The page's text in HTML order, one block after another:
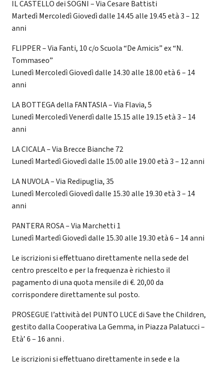
IL CASTELLO dei SOGNI – Via Cesare Battisti
Martedì Mercoledì Giovedì dalle 14.45 alle 19.45 età 3 – 12
anni
FLIPPER – Via Fanti, 10 c/o Scuola “De Amicis” ex “N.
Tommaseo”
Lunedì Mercoledì Giovedì dalle 14.30 alle 18.00 età 6 – 14
anni
LA BOTTEGA della FANTASIA – Via Flavia, 5
Lunedì Mercoledì Venerdì dalle 15.15 alle 19.15 età 3 – 14
anni
LA CICALA – Via Brecce Bianche 72
Lunedì Martedì Giovedì dalle 15.00 alle 19.00 età 3 – 12 anni
LA NUVOLA – Via Redipuglia, 35
Lunedì Mercoledì Giovedì dalle 15.30 alle 19.30 età 3 – 14
anni
PANTERA ROSA – Via Marchetti 1
Lunedì Martedì Giovedì dalle 15.30 alle 19.30 età 6 – 14 anni
Le iscrizioni si effettuano direttamente nella sede del
centro prescelto e per la frequenza è richiesto il
pagamento di una quota mensile di €. 20,00 da
corrispondere direttamente sul posto.
PROSEGUE l’attività del PUNTO LUCE di Save the Children,
gestito dalla Cooperativa La Gemma, in Piazza Palatucci –
Età’ 6 – 16 anni .
Le iscrizioni si effettuano direttamente in sede e la